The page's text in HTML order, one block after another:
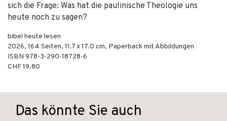
sich die Frage: Was hat die paulinische Theologie uns
heute noch zu sagen?
bibel heute lesen
2026, 164 Seiten, 11.7 x 17.0 cm, Paperback mit Abbildungen
ISBN 978-3-290-18728-6
CHF 19.80
Das könnte Sie auch